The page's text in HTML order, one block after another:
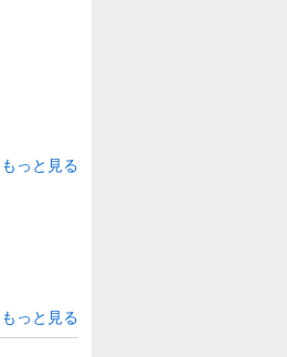
もっと見る
もっと見る